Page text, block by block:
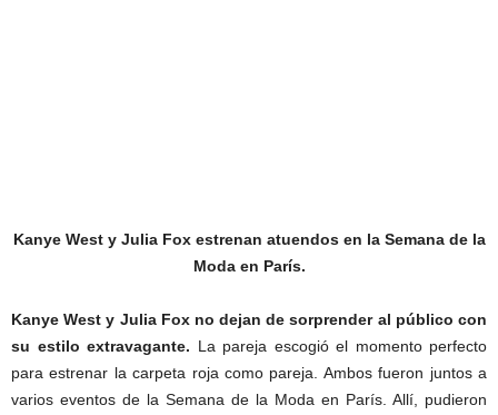
Kanye West y Julia Fox estrenan atuendos en la Semana de la
Moda en París.
Kanye West y Julia Fox no dejan de sorprender al público con
su estilo extravagante. La pareja escogió el momento perfecto
para estrenar la carpeta roja como pareja. Ambos fueron juntos a
varios eventos de la Semana de la Moda en París. Allí, pudieron